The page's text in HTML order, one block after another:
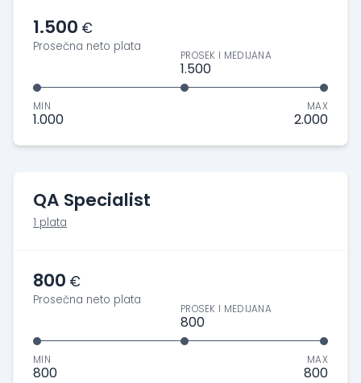
1.500 €
Prosečna neto plata
MIN
1.000
PROSEK I MEDIJANA
1.500
MAX
2.000
QA Specialist
1 plata
800 €
Prosečna neto plata
MIN
800
PROSEK I MEDIJANA
800
MAX
800